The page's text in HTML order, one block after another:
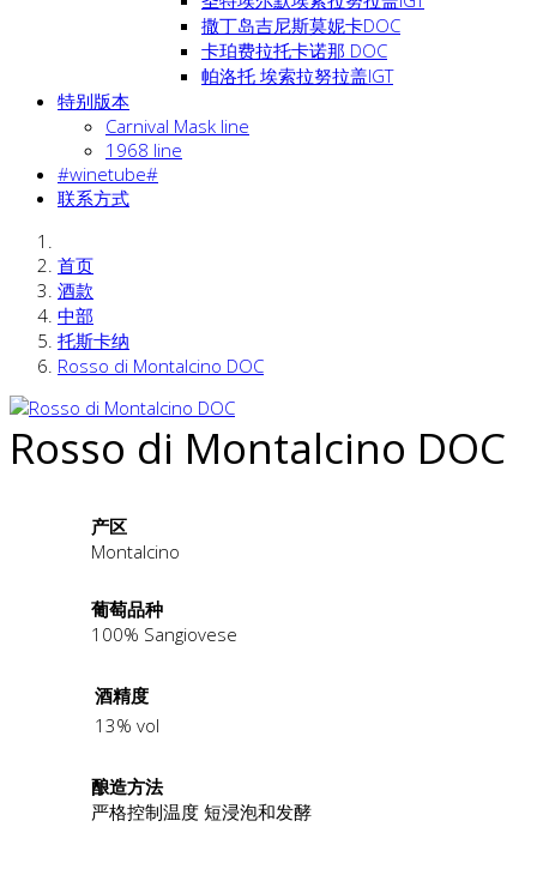
撒丁岛吉尼斯莫妮卡DOC
卡珀费拉托卡诺那 DOC
帕洛托 埃索拉努拉盖IGT
特别版本
Carnival Mask line
1968 line
#winetube#
联系方式
首页
酒款
中部
托斯卡纳
Rosso di Montalcino DOC
Rosso di Montalcino DOC
产区
Montalcino
葡萄品种
100% Sangiovese
酒精度
13% vol
酿造方法
严格控制温度 短浸泡和发酵